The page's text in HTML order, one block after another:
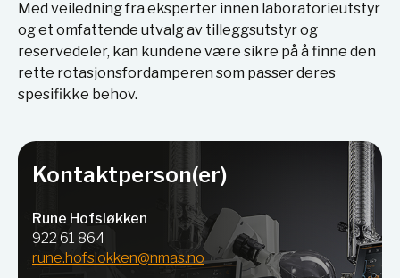
Med veiledning fra eksperter innen laboratorieutstyr
og et omfattende utvalg av tilleggsutstyr og
reservedeler, kan kundene være sikre på å finne den
rette rotasjonsfordamperen som passer deres
spesifikke behov.
Kontaktperson(er)
Rune Hofsløkken
922 61 864
rune.hofslokken@nmas.no